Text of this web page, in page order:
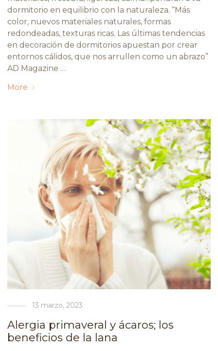
dormitorio en equilibrio con la naturaleza. “Más
color, nuevos materiales naturales, formas
redondeadas, texturas ricas. Las últimas tendencias
en decoración de dormitorios apuestan por crear
entornos cálidos, que nos arrullen como un abrazo”
AD Magazine …
More
13 marzo, 2023
Alergia primaveral y ácaros; los
beneficios de la lana